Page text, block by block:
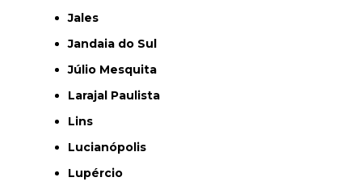
Jales
Jandaia do Sul
Júlio Mesquita
Larajal Paulista
Lins
Lucianópolis
Lupércio